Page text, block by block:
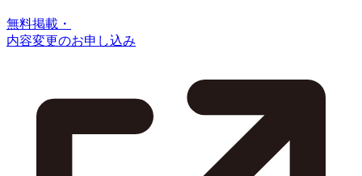
無料掲載・
内容変更のお申し込み